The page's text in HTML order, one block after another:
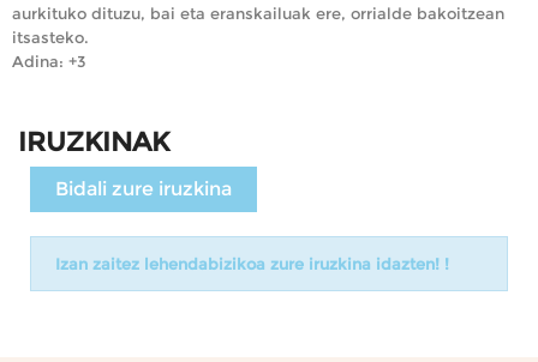
aurkituko dituzu, bai eta eranskailuak ere, orrialde bakoitzean
itsasteko.
Adina: +3
IRUZKINAK
Bidali zure iruzkina
Izan zaitez lehendabizikoa zure iruzkina idazten! !